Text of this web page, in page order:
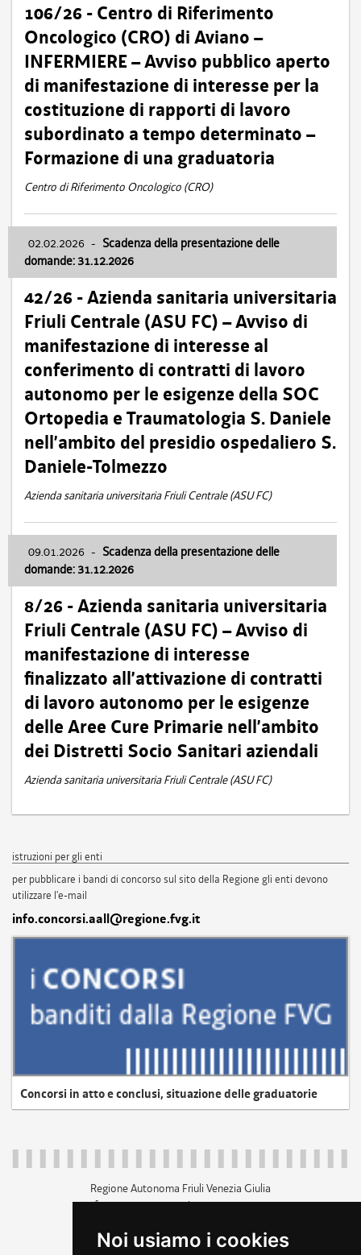
Noi usiamo i cookies
106/26 - Centro di Riferimento
Oncologico (CRO) di Aviano –
INFERMIERE – Avviso pubblico aperto
di manifestazione di interesse per la
costituzione di rapporti di lavoro
subordinato a tempo determinato –
Formazione di una graduatoria
Centro di Riferimento Oncologico (CRO)
02.02.2026 - Scadenza della presentazione delle
domande: 31.12.2026
42/26 - Azienda sanitaria universitaria
Friuli Centrale (ASU FC) – Avviso di
manifestazione di interesse al
conferimento di contratti di lavoro
autonomo per le esigenze della SOC
Ortopedia e Traumatologia S. Daniele
nell’ambito del presidio ospedaliero S.
Daniele-Tolmezzo
Azienda sanitaria universitaria Friuli Centrale (ASU FC)
09.01.2026 - Scadenza della presentazione delle
domande: 31.12.2026
8/26 - Azienda sanitaria universitaria
Friuli Centrale (ASU FC) – Avviso di
manifestazione di interesse
finalizzato all’attivazione di contratti
di lavoro autonomo per le esigenze
delle Aree Cure Primarie nell’ambito
dei Distretti Socio Sanitari aziendali
Azienda sanitaria universitaria Friuli Centrale (ASU FC)
istruzioni per gli enti
per pubblicare i bandi di concorso sul sito della Regione gli enti devono
utilizzare l'e-mail
info.concorsi.aall@regione.fvg.it
Concorsi in atto e conclusi, situazione delle graduatorie
Regione Autonoma Friuli Venezia Giulia
c.f. 80014930327; p.iva 00526040324
+39 040 3771111